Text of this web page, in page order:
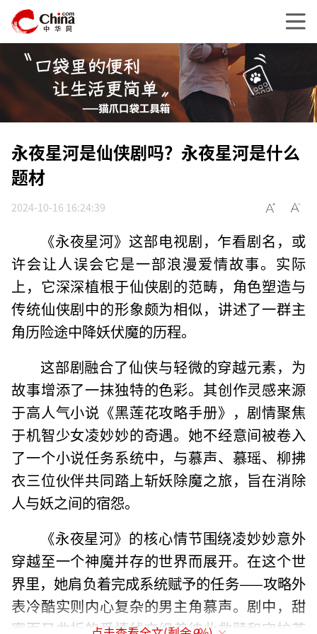
永夜星河是仙侠剧吗？永夜星河是什么
题材
2024-10-16 16:24:39
《永夜星河》这部电视剧，乍看剧名，或
许会让人误会它是一部浪漫爱情故事。实际
上，它深深植根于仙侠剧的范畴，角色塑造与
传统仙侠剧中的形象颇为相似，讲述了一群主
角历险途中降妖伏魔的历程。
这部剧融合了仙侠与轻微的穿越元素，为
故事增添了一抹独特的色彩。其创作灵感来源
于高人气小说《黑莲花攻略手册》，剧情聚焦
于机智少女凌妙妙的奇遇。她不经意间被卷入
了一个小说任务系统中，与慕声、慕瑶、柳拂
衣三位伙伴共同踏上斩妖除魔之旅，旨在消除
人与妖之间的宿怨。
《永夜星河》的核心情节围绕凌妙妙意外
穿越至一个神魔并存的世界而展开。在这个世
界里，她肩负着完成系统赋予的任务——攻略外
表冷酷实则内心复杂的男主角慕声。剧中，甜
蜜而又曲折的爱情线交织着彼此救赎和守护苍